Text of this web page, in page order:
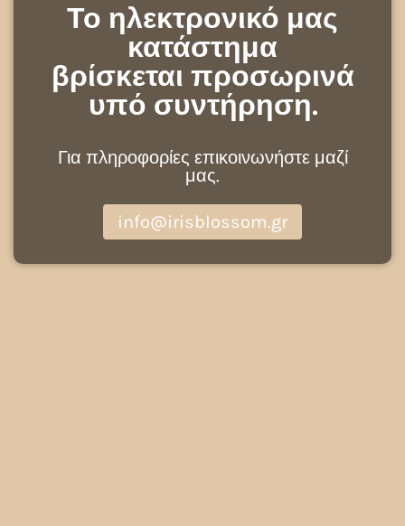
Το ηλεκτρονικό μας
κατάστημα
βρίσκεται προσωρινά
υπό συντήρηση.
Για πληροφορίες επικοινωνήστε μαζί
μας.
info@irisblossom.gr